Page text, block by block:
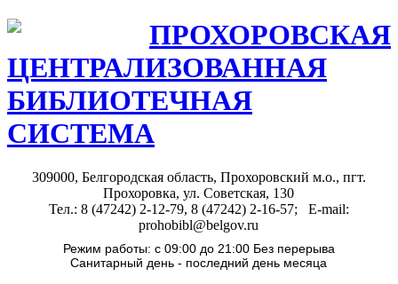
ПРОХОРОВСКАЯ
ЦЕНТРАЛИЗОВАННАЯ
БИБЛИОТЕЧНАЯ
СИСТЕМА
309000, Белгородская область, Прохоровский м.о., пгт.
Прохоровка, ул. Советская, 130
Тел.: 8 (47242) 2-12-79, 8 (47242) 2-16-57; E-mail:
prohobibl@belgov.ru
Режим работы: с 09:00 до 21:00 Без перерыва
Санитарный день - последний день месяца